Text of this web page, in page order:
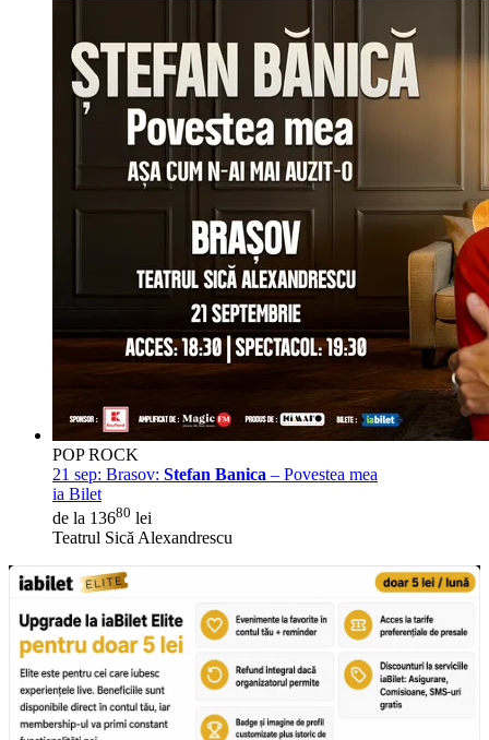
POP ROCK
21 sep: Brasov: Stefan Banica – Povestea mea
ia Bilet
de la 13680 lei
Teatrul Sică Alexandrescu